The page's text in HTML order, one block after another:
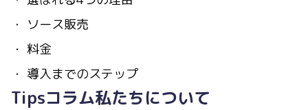
・ ソース販売
・ 料金
・ 導入までのステップ
Tipsコラム私たちについて